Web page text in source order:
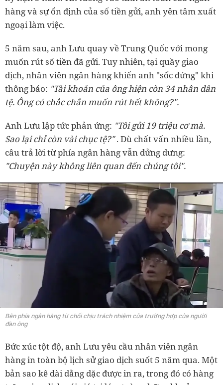
hàng và sự ổn định của số tiền gửi, anh yên tâm xuất
ngoại làm việc.
5 năm sau, anh Lưu quay về Trung Quốc với mong
muốn rút số tiền đã gửi. Tuy nhiên, tại quầy giao
dịch, nhân viên ngân hàng khiến anh "sốc đứng" khi
thông báo: "Tài khoản của ông hiện còn 34 nhân dân
tệ. Ông có chắc chắn muốn rút hết không?".
Anh Lưu lập tức phản ứng: "Tôi gửi 19 triệu cơ mà.
Sao lại chỉ còn vài chục tệ?". Dù chất vấn nhiều lần,
câu trả lời từ phía ngân hàng vẫn dửng dưng:
"Chuyện này không liên quan đến chúng tôi".
Bên phía ngân hàng từ chối chịu trách nhiệm của trường hợp của người
đàn ông
Bức xúc tột độ, anh Lưu yêu cầu nhân viên ngân
hàng in toàn bộ lịch sử giao dịch suốt 5 năm qua. Một
bản sao kê dài dằng dặc được in ra, trong đó có hàng